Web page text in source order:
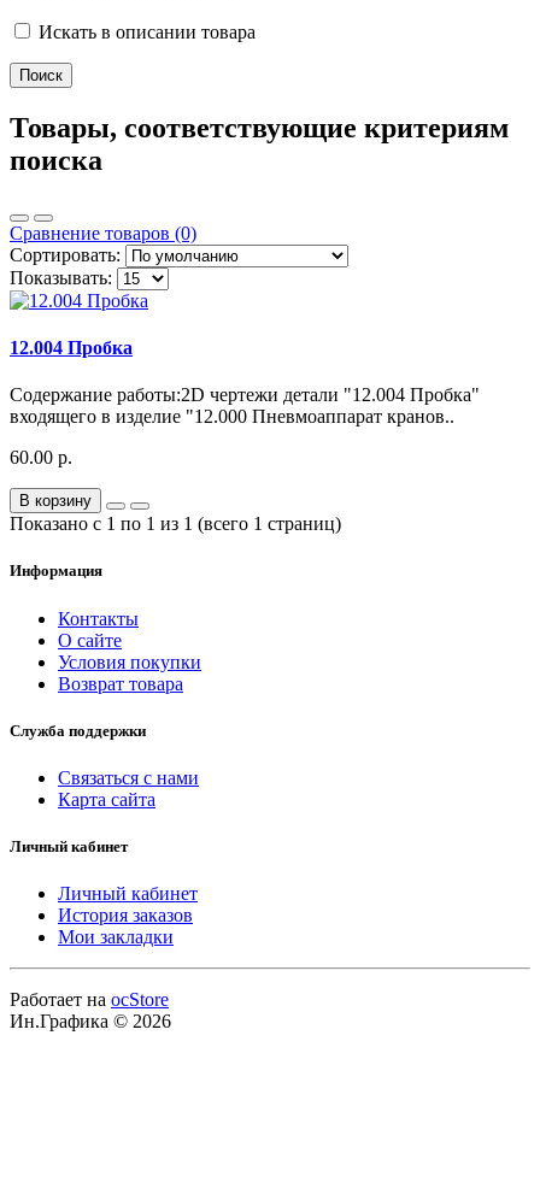
Искать в описании товара
Товары, соответствующие критериям
поиска
Сравнение товаров (0)
Сортировать:
Показывать:
12.004 Пробка
Содержание работы:2D чертежи детали "12.004 Пробка"
входящего в изделие "12.000 Пневмоаппарат кранов..
60.00 р.
В корзину
Показано с 1 по 1 из 1 (всего 1 страниц)
Информация
Контакты
О сайте
Условия покупки
Возврат товара
Служба поддержки
Связаться с нами
Карта сайта
Личный кабинет
Личный кабинет
История заказов
Мои закладки
Работает на ocStore
Ин.Графика © 2026